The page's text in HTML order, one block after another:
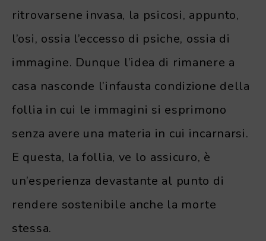
ritrovarsene invasa, la psicosi, appunto,
l’osi, ossia l’eccesso di psiche, ossia di
immagine. Dunque l’idea di rimanere a
casa nasconde l’infausta condizione della
follia in cui le immagini si esprimono
senza avere una materia in cui incarnarsi.
E questa, la follia, ve lo assicuro, è
un’esperienza devastante al punto di
rendere sostenibile anche la morte
stessa.